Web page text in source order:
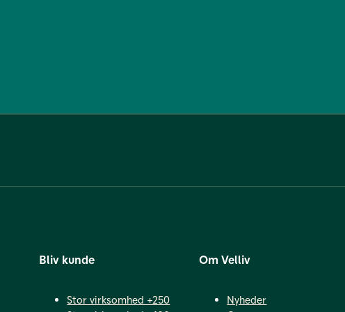
Bliv kunde
Stor virksomhed +250
Om Velliv
Nyheder